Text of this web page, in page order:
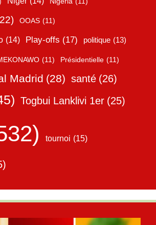
OOAS (11)
(14) Play-offs (17) politique (13)
(11) Présidentielle (11)
Madrid (28) santé (26)
Togbui Lanklivi 1er (25)
tournoi (15)